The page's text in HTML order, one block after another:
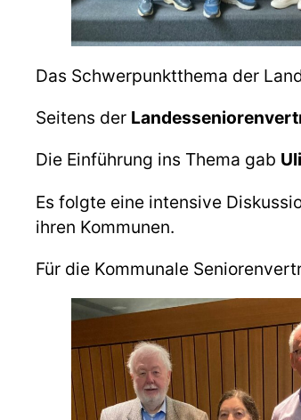
Das Schwerpunktthema der
Seitens der
Die Einführung ins Thema gab
Es folgte eine intensive
ihren Kommunen.
Für die Kommunale